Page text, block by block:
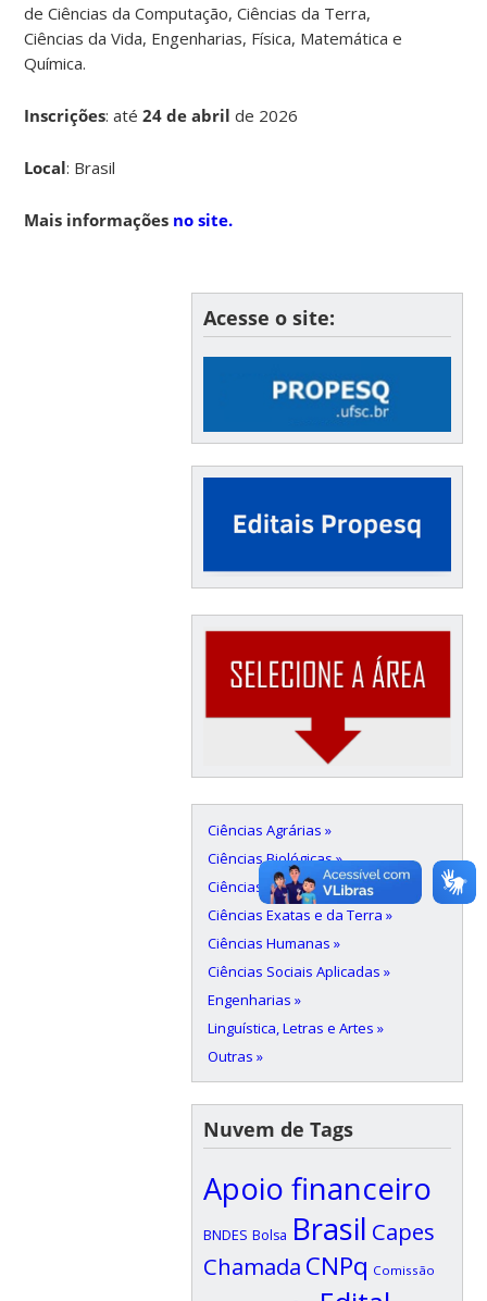
de Ciências da Computação, Ciências da Terra,
Ciências da Vida, Engenharias, Física, Matemática e
Química.
Inscrições: até24 de abrilde 2026
Local: Brasil
Mais informações no site.
Acesse o site:
Ciências Agrárias »
Ciências Biológicas »
Ciências da Saúde »
Ciências Exatas e da Terra »
Ciências Humanas »
Ciências Sociais Aplicadas »
Engenharias »
Linguística, Letras e Artes »
Outras »
Nuvem de Tags
Apoio financeiro
BNDES Bolsa Brasil Capes
Chamada CNPq Comissão